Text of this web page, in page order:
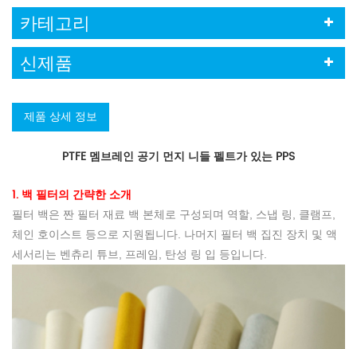
카테고리
신제품
제품 상세 정보
PTFE 멤브레인 공기 먼지 니들 펠트가 있는 PPS
1. 백 필터의 간략한 소개
필터 백은 짠 필터 재료 백 본체로 구성되며 역할, 스냅 링, 클램프,
체인 호이스트 등으로 지원됩니다. 나머지 필터 백 집진 장치 및 액
세서리는 벤츄리 튜브, 프레임, 탄성 링 입 등입니다.